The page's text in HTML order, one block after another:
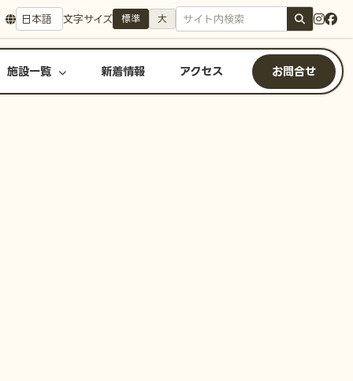
文字サイズ 標準 大
施設一覧 新着情報 アクセス お問合せ